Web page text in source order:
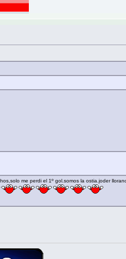
me perdi el 1º gol.somos la ostia.joder